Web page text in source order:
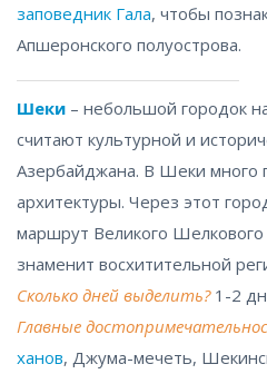
заповедник Гала, чтобы
Апшеронского полуострова.
Шеки – небольшой городок
считают культурной и
Азербайджана. В Шеки много
архитектуры. Через этот
маршрут Великого Шелкового
знаменит восхитительной
Сколько дней выделить?1-2
Главные
ханов, Джума-мечеть,